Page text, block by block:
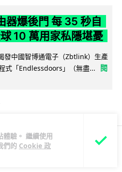
驗。 繼續使用
們的 Cookie 政
器爆後門 每 35 秒自
10 萬用家私隱堪憂
發中國智博通電子（Zbtlink）生產
式「Endlessdoors」（無盡...
閱